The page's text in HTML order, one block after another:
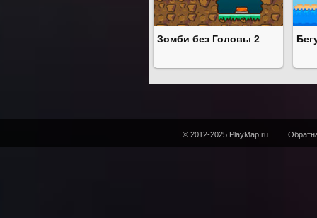
Зомби без Головы 2
© 2012-2025 PlayMap.ru